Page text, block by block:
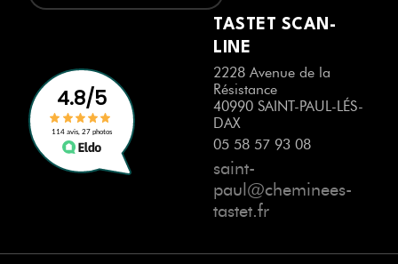
TASTET SCAN-
LINE
2228 Avenue de la
Résistance
40990 SAINT-PAUL-LÉS-
DAX
05 58 57 93 08
saint-
paul@cheminees-
tastet.fr